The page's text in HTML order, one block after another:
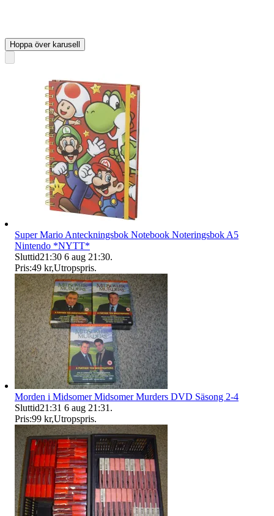
Hoppa över karusell
Super Mario Anteckningsbok Notebook Noteringsbok A5
Nintendo *NYTT*
Sluttid21:30 6 aug 21:30.
Pris:49 kr,Utropspris.
Morden i Midsomer Midsomer Murders DVD Säsong 2-4
Sluttid21:31 6 aug 21:31 .
Pris:99 kr,Utropspris.